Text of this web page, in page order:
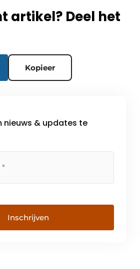
artikel? Deel het
Kopieer
nieuws & updates te
Inschrijven